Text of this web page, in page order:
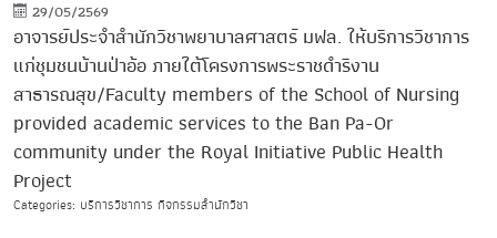
29/05/2569
อาจารย์ประจำสำนักวิชาพยาบาลศาสตร์ มฟล. ให้บริการวิชาการ
แก่ชุมชนบ้านป่าอ้อ ภายใต้โครงการพระราชดำริงาน
สาธารณสุข/Faculty members of the School of Nursing
provided academic services to the Ban Pa-Or
community under the Royal Initiative Public Health
Project
Categories: บริการวิชาการ กิจกรรมสำนักวิชา